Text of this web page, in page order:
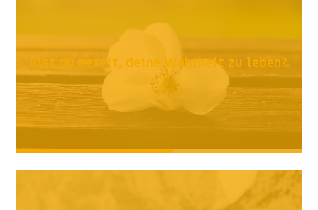
Bist du bereit, deine Wahrheit zu leben?